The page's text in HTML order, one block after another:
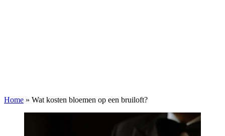
Home » Wat kosten bloemen op een bruiloft?